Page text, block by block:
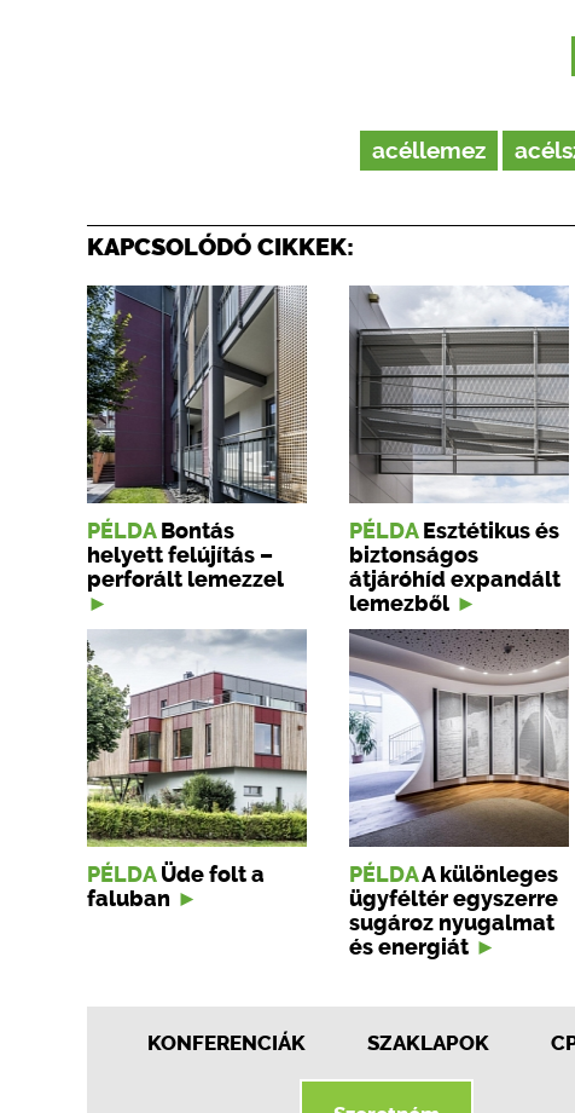
acéllemez
KAPCSOLÓDÓ CIKKEK:
PÉLDA Bontás
helyett felújítás –
perforált lemezzel
PÉLDA Esztétikus és
biztonságos
átjáróhíd expandált
lemezből
PÉLDA Üde folt a
faluban
PÉLDAA különleges
ügyféltér egyszerre
sugároz nyugalmat
és energiát
KONFERENCIÁK SZAKLAPOK